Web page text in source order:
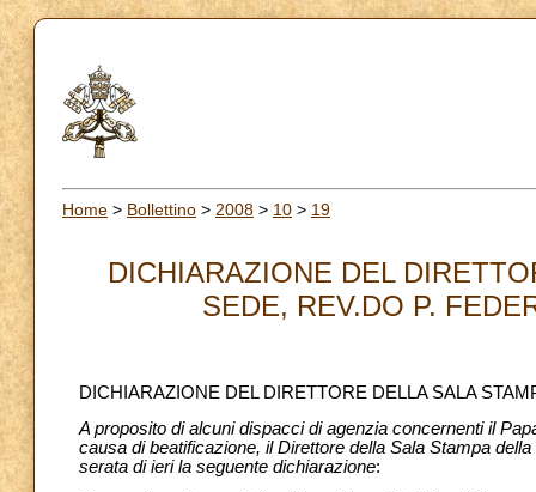
Home > Bollettino > 2008 > 10 > 19
DICHIARAZIONE DEL
SEDE, REV.DO P.
DICHIARAZIONE DEL DIRETTORE DELLA SALA
A proposito di alcuni dispacci di agenzia concernenti il
causa di beatificazione, il Direttore della Sala Stampa
serata di ieri la seguente dichiarazione: